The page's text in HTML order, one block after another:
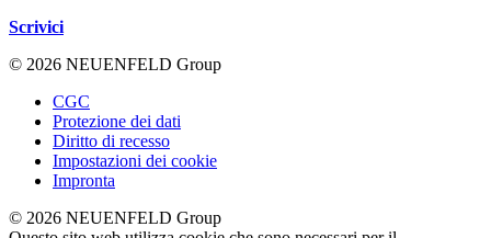
Scrivici
© 2026 NEUENFELD Group
CGC
Protezione dei dati
Diritto di recesso
Impostazioni dei cookie
Impronta
© 2026 NEUENFELD Group